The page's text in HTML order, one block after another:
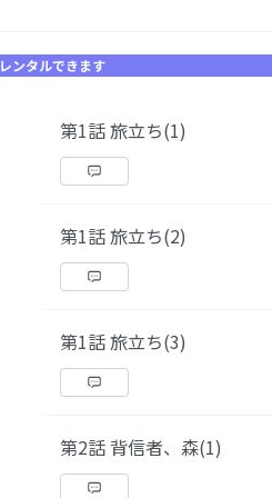
レンタルできます
第1話 旅立ち(1)
第1話 旅立ち(2)
第1話 旅立ち(3)
第2話 背信者、森(1)